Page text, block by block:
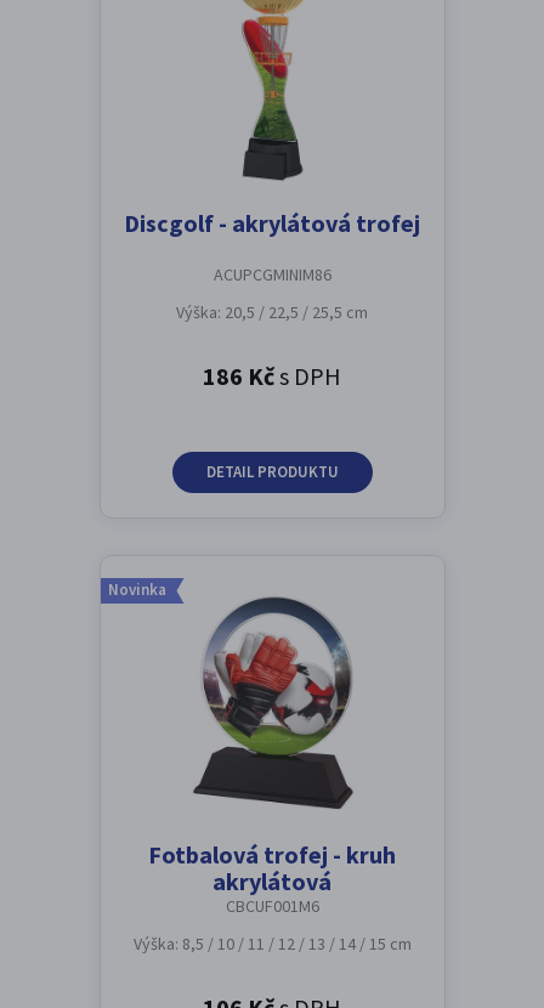
Discgolf - akrylátová trofej
ACUPCGMINIM86
Výška: 20,5 / 22,5 / 25,5 cm
186 Kčs DPH
DETAIL PRODUKTU
Novinka
Fotbalová trofej - kruh
akrylátová
CBCUF001M6
Výška: 8,5 / 10 / 11 / 12 / 13 / 14 / 15 cm